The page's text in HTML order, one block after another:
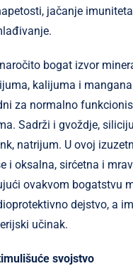
jačanje
bogat izvor
kalijuma i
za normalno
Sadrži i gvoždje,
natrijum. U ovoj
i oksalna, sirćetna i
ovakvom bogatstvu
dejstvo, a
učinak.
svojstvo